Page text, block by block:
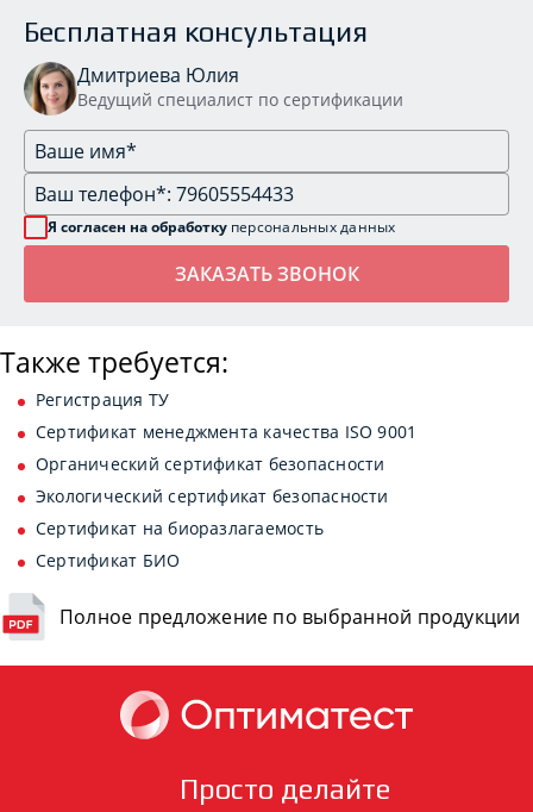
Бесплатная консультация
Дмитриева Юлия
Ведущий специалист по сертификации
Я согласен на обработку персональных данных
Также требуется:
Регистрация ТУ
Сертификат менеджмента качества ISO 9001
Органический сертификат безопасности
Экологический сертификат безопасности
Сертификат на биоразлагаемость
Сертификат БИО
Полное предложение по выбранной продукции
Просто делайте